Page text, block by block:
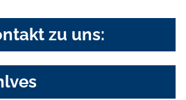
zu uns: